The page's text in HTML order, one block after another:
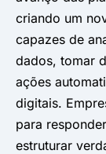
criando um
capazes de
dados, tomar
ações
digitais.
para
estruturar